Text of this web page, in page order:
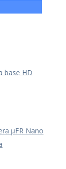
base HD
μFR Nano